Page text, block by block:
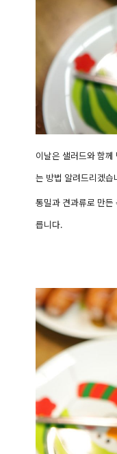
이날은 샐러드와 함께
는 방법 알려드리겠습
통밀과 견과류로 만든
릅니다.